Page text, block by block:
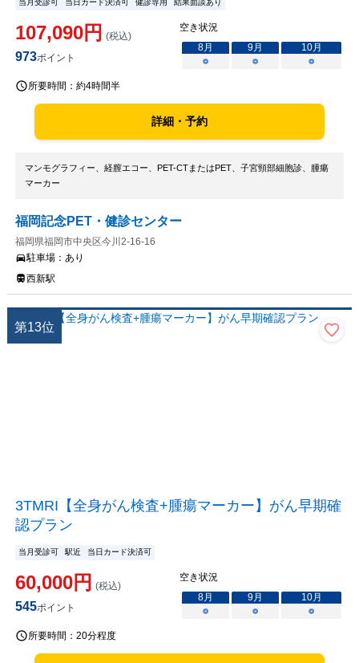
当月受診可 当日カード決済可 健診専用 結果面談あり
107,090円 (税込)
973ポイント
空き状況
8月 9月 10月
○
○ ○
所要時間： 約4時間半
詳細・予約
マンモグラフィー、経膣エコー、PET-CTまたはPET、子宮頸部細胞診、腫瘍
マーカー
福岡記念PET・健診センター
福岡県福岡市中央区今川2-16-16
駐車場： あり
西新駅
第13位
3TMRI【全身がん検査+腫瘍マーカー】がん早期確
認プラン
当月受診可 駅近 当日カード決済可
60,000円 (税込)
545ポイント
空き状況
8月 9月 10月
○
○ ○
所要時間： 20分程度